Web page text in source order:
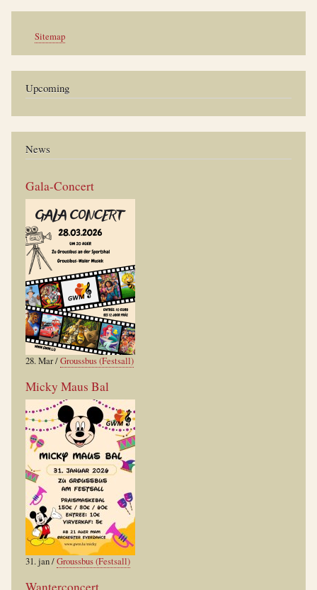
Sitemap
Upcoming
News
Gala-Concert
28. Mar/Groussbus (Festsall)
Micky Maus Bal
31. jan/Groussbus (Festsall)
Wanterconcert